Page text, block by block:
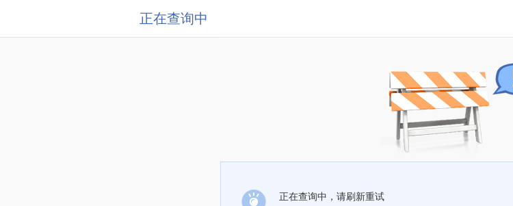
正在查询中
正在查询中，请刷新重试